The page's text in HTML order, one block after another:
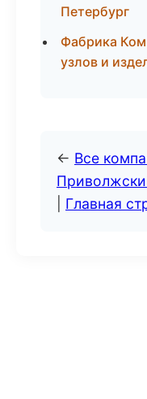
Петербург
Фабрика
узлов и
← Все
Главная